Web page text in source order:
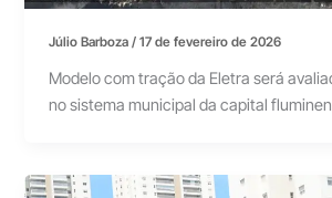
Júlio Barboza/17 de fevereiro de 2026
Modelo com tração da Eletra será
no sistema municipal da capital